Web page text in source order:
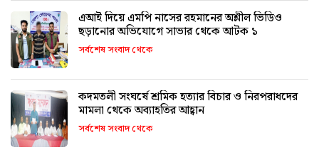
এআই দিয়ে এমপি নাসের রহমানের অশ্লীল ভিডিও
ছড়ানোর অভিযোগে সাভার থেকে আটক ১
সর্বশেষ সংবাদ থেকে
কদমতলী সংঘর্ষে শ্রমিক হত্যার বিচার ও নিরপরাধদের
মামলা থেকে অব্যাহতির আহ্বান
সর্বশেষ সংবাদ থেকে